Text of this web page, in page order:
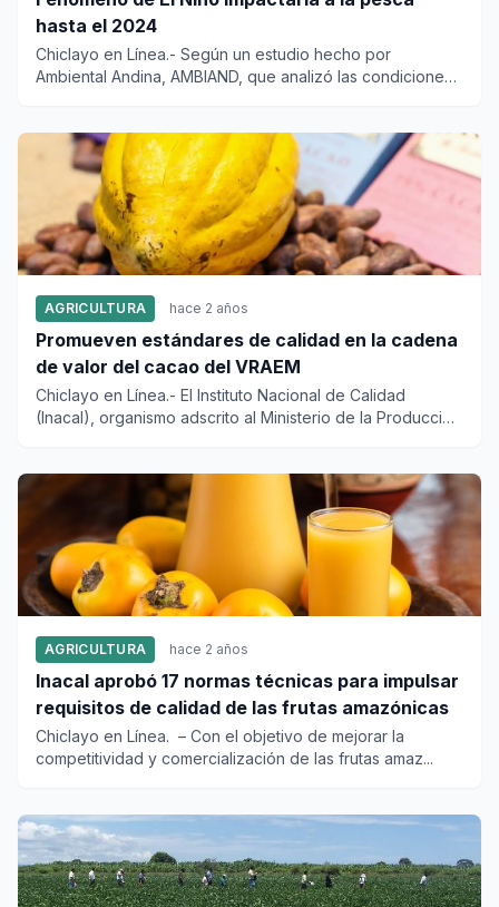
hasta el 2024
Chiclayo en Línea.- Según un estudio hecho por
Ambiental Andina, AMBIAND, que analizó las condiciones
AGRICULTURA hace 2 años
Promueven estándares de calidad en la cadena
de valor del cacao del VRAEM
Chiclayo en Línea.- El Instituto Nacional de Calidad
(Inacal), organismo adscrito al Ministerio de la Producción
AGRICULTURA hace 2 años
Inacal aprobó 17 normas técnicas para impulsar
requisitos de calidad de las frutas amazónicas
Chiclayo en Línea. – Con el objetivo de mejorar la
competitividad y comercialización de las frutas amaz...